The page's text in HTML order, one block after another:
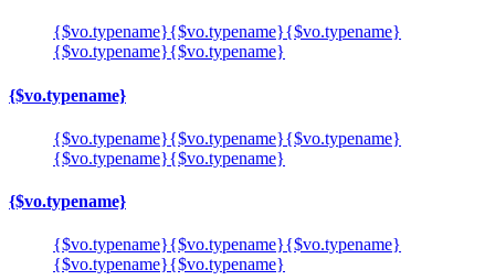
{$vo.typename}{$vo.typename}{$vo.typename}
{$vo.typename}{$vo.typename}
{$vo.typename}
{$vo.typename}{$vo.typename}{$vo.typename}
{$vo.typename}{$vo.typename}
{$vo.typename}
{$vo.typename}{$vo.typename}{$vo.typename}
{$vo.typename}{$vo.typename}